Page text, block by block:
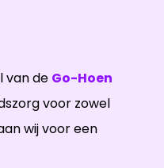
van de Go-Hoen
voor zowel
wij voor een